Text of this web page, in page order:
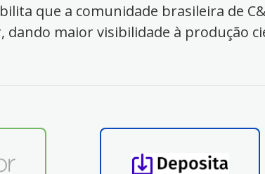
que a comunidade brasileira de
dando maior visibilidade à produção